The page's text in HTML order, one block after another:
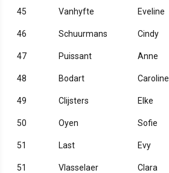
45 Vanhyfte Eveline
46 Schuurmans Cindy
47 Puissant Anne
48 Bodart Caroline
49 Clijsters Elke
50 Oyen Sofie
51 Last Evy
51 Vlasselaer Clara